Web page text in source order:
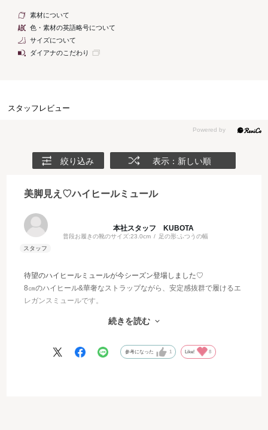
素材について
色・素材の英語略号について
サイズについて
ダイアナのこだわり
スタッフレビュー
絞り込み 表示：新しい順
美脚見え♡ハイヒールミュール
本社スタッフ KUBOTA
普段お履きの靴のサイズ:23.0cm 足の形:ふつうの幅
待望のハイヒールミュールが今シーズン登場しました♡
8㎝のハイヒール&華奢なストラップながら、安定感抜群で履けるエ
レガンスミュールです。
ザインを引き立ててくれます♪
らきらでテンションが上がること間違いなしです！
続きを読む
参考になった 1 Like! 8